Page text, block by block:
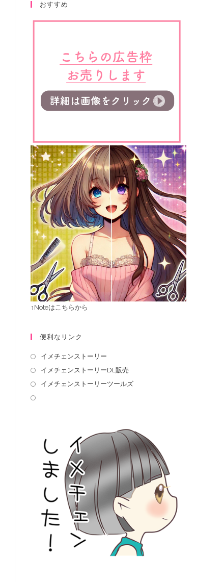
おすすめ
↑Noteはこちらから
便利なリンク
イメチェンストーリー
イメチェンストーリーDL販売
イメチェンストーリーツールズ